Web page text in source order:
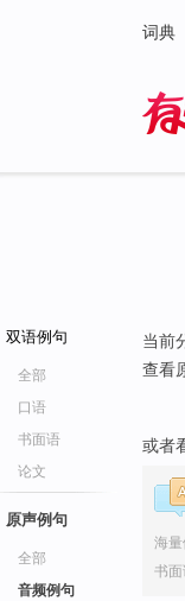
词典
双语例句
全部
口语
书面语
论文
原声例句
全部
音频例句
当前
查看
或者
海量
书面